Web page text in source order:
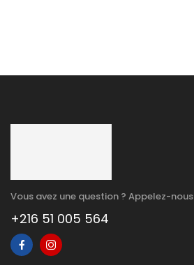
Vous avez une question ? Appelez-nous
+216 51 005 564